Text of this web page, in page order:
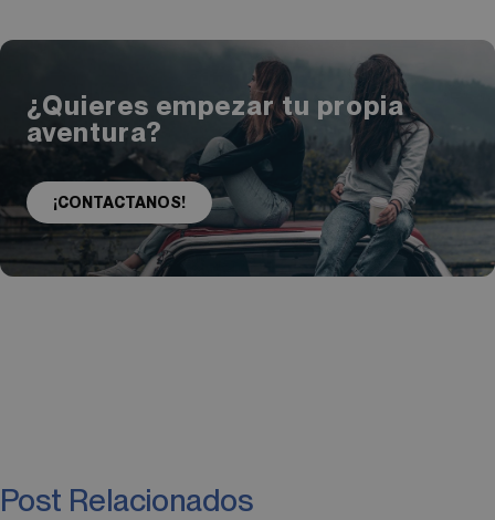
¿Quieres empezar tu propia
aventura?
¡CONTACTANOS!
Post Relacionados